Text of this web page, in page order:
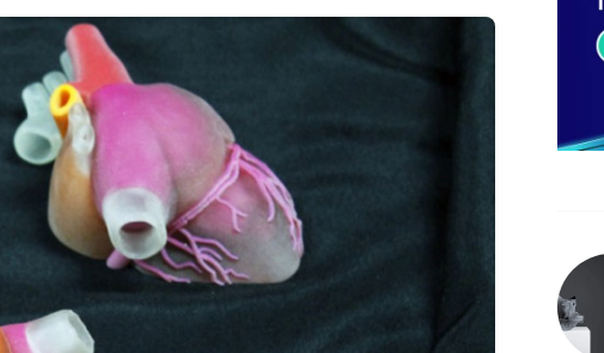
Business
Interviews
Rankings
Videos